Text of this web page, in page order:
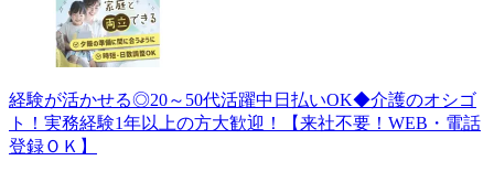
経験が活かせる◎20～50代活躍中日払いOK◆介護のオシゴ
ト！実務経験1年以上の方大歓迎！【来社不要！WEB・電話
登録ＯＫ】